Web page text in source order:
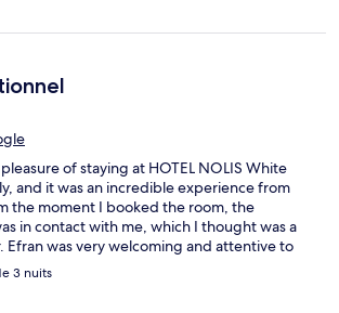
of staying at HOTEL NOLIS White
and it was an incredible experience from
the moment I booked the room, the
in contact with me, which I thought was a
Efran was very welcoming and attentive to
in process was smooth, and my room
designed, spacious, and equipped
3 nuits